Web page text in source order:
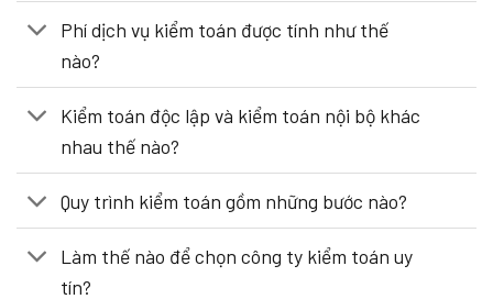
Phí dịch vụ kiểm toán được tính như thế
nào?
Kiểm toán độc lập và kiểm toán nội bộ khác
nhau thế nào?
Quy trình kiểm toán gồm những bước nào?
Làm thế nào để chọn công ty kiểm toán uy
tín?